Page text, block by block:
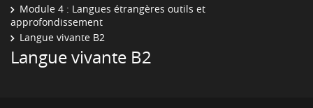
Module 4 : Langues étrangères outils et
approfondissement
Langue vivante B2
Langue vivante B2